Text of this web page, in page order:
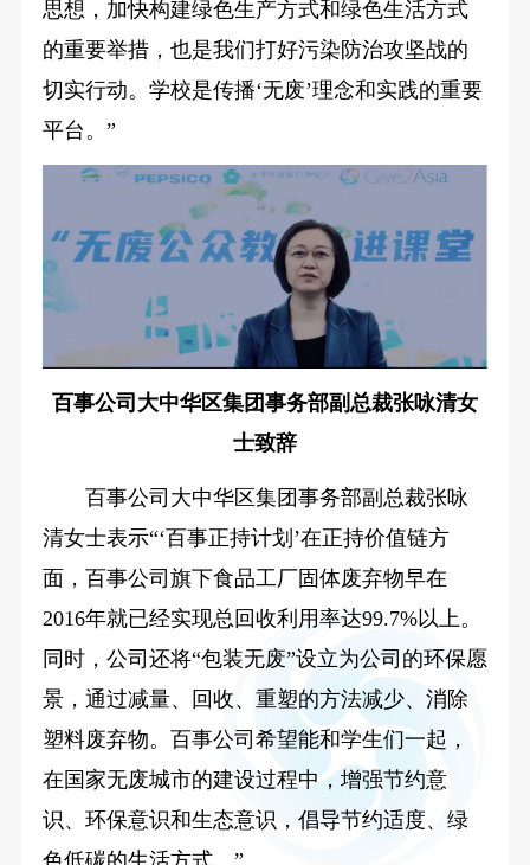
思想，加快构建绿色生产方式和绿色生活方式
的重要举措，也是我们打好污染防治攻坚战的
切实行动。学校是传播‘无废’理念和实践的重要
平台。”
百事公司大中华区集团事务部副总裁张咏清女
士致辞
百事公司大中华区集团事务部副总裁张咏
清女士表示“‘百事正持计划’在正持价值链方
面，百事公司旗下食品工厂固体废弃物早在
2016年就已经实现总回收利用率达99.7%以上。
同时，公司还将“包装无废”设立为公司的环保愿
景，通过减量、回收、重塑的方法减少、消除
塑料废弃物。百事公司希望能和学生们一起，
在国家无废城市的建设过程中，增强节约意
识、环保意识和生态意识，倡导节约适度、绿
色低碳的生活方式。”